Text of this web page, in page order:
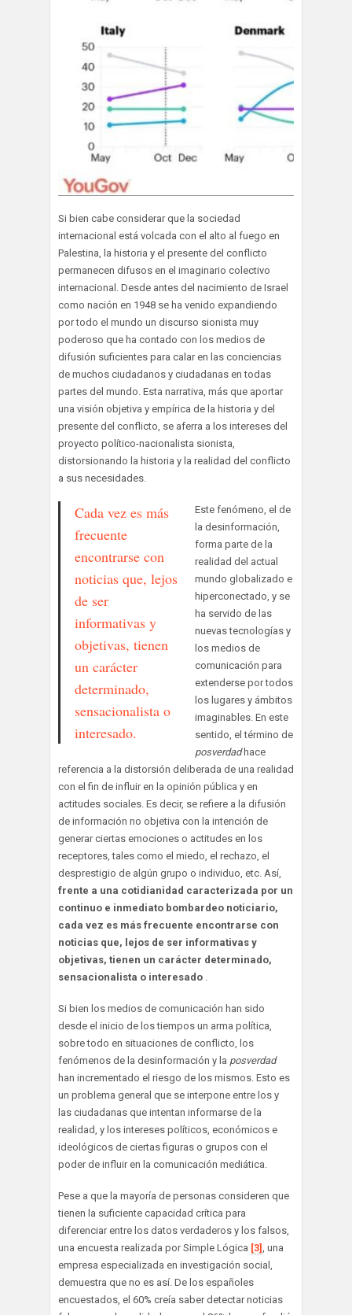
Si bien cabe considerar que la sociedad
internacional está volcada con el alto al fuego en
Palestina, la historia y el presente del conflicto
permanecen difusos en el imaginario colectivo
internacional. Desde antes del nacimiento de Israel
como nación en 1948 se ha venido expandiendo
por todo el mundo un discurso sionista muy
poderoso que ha contado con los medios de
difusión suficientes para calar en las conciencias
de muchos ciudadanos y ciudadanas en todas
partes del mundo. Esta narrativa, más que aportar
una visión objetiva y empírica de la historia y del
presente del conflicto, se aferra a los intereses del
proyecto político-nacionalista sionista,
distorsionando la historia y la realidad del conflicto
a sus necesidades.
Cada vez es más
frecuente
encontrarse con
noticias que, lejos
de ser
informativas y
objetivas, tienen
un carácter
determinado,
sensacionalista o
interesado.
Este fenómeno, el de
la desinformación,
forma parte de la
realidad del actual
mundo globalizado e
hiperconectado, y se
ha servido de las
nuevas tecnologías y
los medios de
comunicación para
extenderse por todos
los lugares y ámbitos
imaginables. En este
sentido, el término de
posverdadhace
referencia a la distorsión deliberada de una realidad
con el fin de influir en la opinión pública y en
actitudes sociales. Es decir, se refiere a la difusión
de información no objetiva con la intención de
generar ciertas emociones o actitudes en los
receptores, tales como el miedo, el rechazo, el
desprestigio de algún grupo o individuo, etc. Así,
frente a una cotidianidad caracterizada por un
continuo e inmediato bombardeo noticiario,
cada vez es más frecuente encontrarse con
noticias que, lejos de ser informativas y
objetivas, tienen un carácter determinado,
sensacionalista o interesado
Si bien los medios de comunicación han sido
desde el inicio de los tiempos un arma política,
sobre todo en situaciones de conflicto, los
fenómenos de la desinformación y la posverdad
han incrementado el riesgo de los mismos. Esto es
un problema general que se interpone entre los y
las ciudadanas que intentan informarse de la
realidad, y los intereses políticos, económicos e
ideológicos de ciertas figuras o grupos con el
poder de influir en la comunicación mediática.
Pese a que la mayoría de personas consideren que
tienen la suficiente capacidad crítica para
diferenciar entre los datos verdaderos y los falsos,
una encuesta realizada por Simple Lógica [3] , una
empresa especializada en investigación social,
demuestra que no es así. De los españoles
encuestados, el 60% creía saber detectar noticias